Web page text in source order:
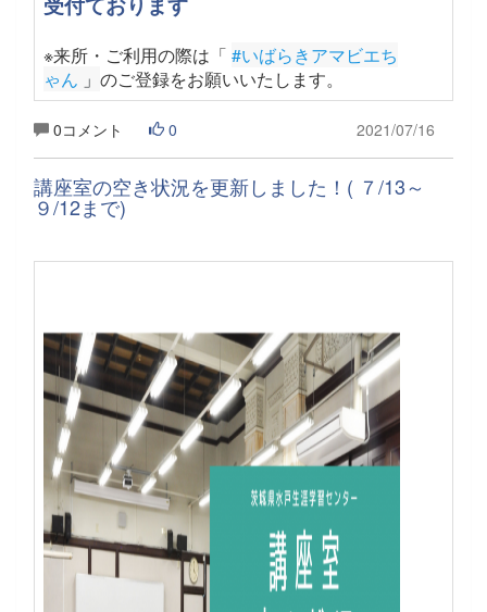
※来所・ご利用の際は「 #いばらきアマビエち
ゃん 」 のご登録をお願いいたします。
0コメント 0 2021/07/16
講座室の空き状況を更新しました！( ７/13～
９/12まで)